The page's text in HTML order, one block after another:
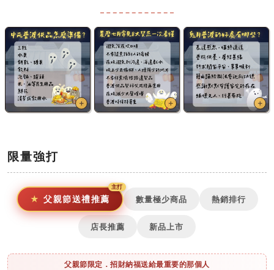
＋ ＋ ＋
限量強打
父親節送禮推薦 數量極少商品 熱銷排行
店長推薦 新品上市
父親節限定．招財納福送給最重要的那個人